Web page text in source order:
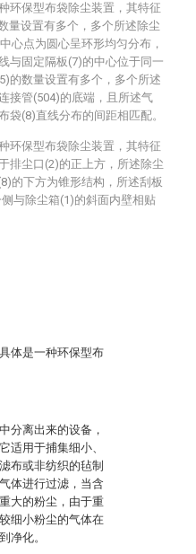
体是一种环保型布
分离出来的设备，
适用于捕集细小、
布或非纺织的毡制
体进行过滤，当含
大的粉尘，由于重
细小粉尘的气体在
净化。
环保型布袋除尘装置，其特征
量设置有多个，多个所述除尘
心点为圆心呈环形均匀分布，
与固定隔板(7)的中心位于同一
的数量设置有多个，多个所述
接管(504)的底端，且所述气
袋(8)直线分布的间距相匹配。
环保型布袋除尘装置，其特征
排尘口(2)的正上方，所述除尘
的下方为锥形结构，所述刮板
与除尘箱(1)的斜面内壁相贴